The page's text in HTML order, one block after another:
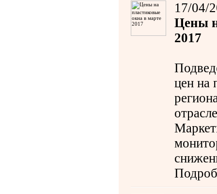
17/04/
Цены
2017
цен на